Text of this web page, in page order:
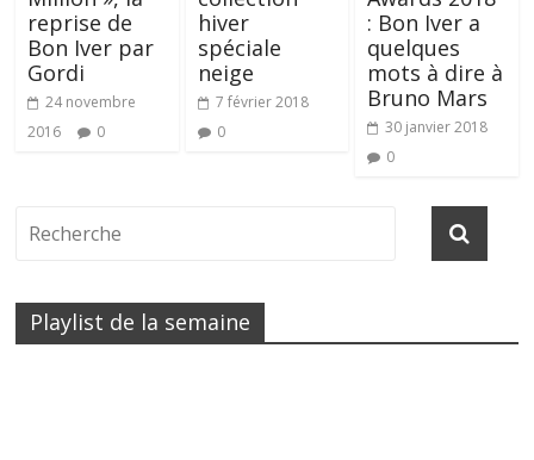
reprise de
Bon Iver par
Gordi
24 novembre
2016
0
hiver
spéciale
neige
7 février 2018
0
: Bon Iver a
quelques
mots à dire à
Bruno Mars
30 janvier 2018
0
Playlist de la semaine